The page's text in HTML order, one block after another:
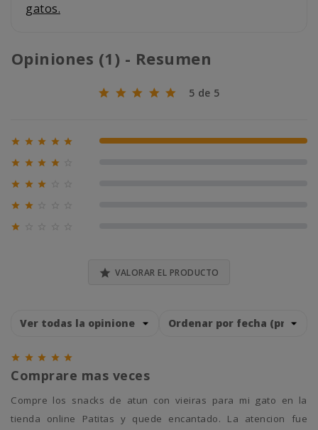
gatos.
Opiniones (1) - Resumen
5 de 5
     100% (1)
   
  
 

 VALORAR EL PRODUCTO
    
Comprare mas veces
Compre los snacks de atun con vieiras para mi gato en la
tienda online Patitas y quede encantado. La atencion fue